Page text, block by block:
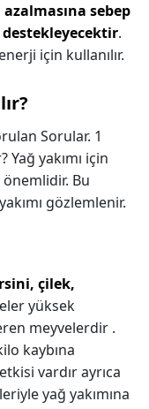
sebep
destekleyecektir.
için kullanılır.
Sorular. 1
yakımı için
Bu
gözlemlenir.
çilek,
yüksek
meyvelerdir .
kaybına
vardır ayrıca
yağ yakımına